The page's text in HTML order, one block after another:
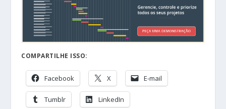
COMPARTILHE ISSO:
Facebook X E-mail
Tumblr LinkedIn